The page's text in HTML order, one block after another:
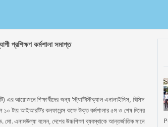
প্রশিক্ষণ কর্মশালা সমাপ্ত
এর আয়োজনে শিক্ষার্থীদের জন্য ‘স্ট্যাটিস্টিক্যাল এনালাইসিস, থিসিস
১০ টায় আইআরটি’র কনফারেন্স কক্ষে উক্ত কর্মশালার ৫ম ও শেষ দিনের
এনামউল্যা বলেন, দেশের উচ্চশিক্ষা ব্যবস্থাকে আন্তর্জাতিক মানে